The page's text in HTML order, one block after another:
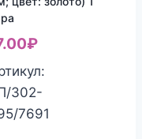
₽
302-
7691